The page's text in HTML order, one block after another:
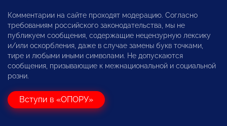
Комментарии на сайте проходят модерацию. Согласно
требованиям российского законодательства, мы не
публикуем сообщения, содержащие нецензурную лексику
и/или оскорбления, даже в случае замены букв точками,
тире и любыми иными символами. Не допускаются
сообщения, призывающие к межнациональной и социальной
розни.
Вступи в «ОПОРУ»